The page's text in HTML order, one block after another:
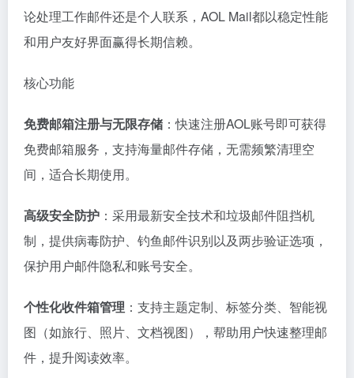
论处理工作邮件还是个人联系，AOL Mail都以稳定性能
和用户友好界面赢得长期信赖。
核心功能
免费邮箱注册与无限存储 ：快速注册AOL账号即可获得
免费邮箱服务，支持海量邮件存储，无需频繁清理空
间，适合长期使用。
高级安全防护 ：采用最新安全技术和垃圾邮件阻挡机
制，提供病毒防护、钓鱼邮件识别以及两步验证选项，
保护用户邮件隐私和账号安全。
个性化收件箱管理 ：支持主题定制、标签分类、智能视
图（如旅行、照片、文档视图），帮助用户快速整理邮
件，提升阅读效率。